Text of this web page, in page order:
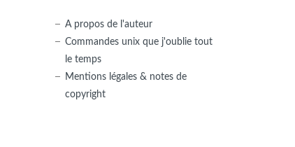
A propos de l'auteur
Commandes unix que j'oublie tout
le temps
Mentions légales & notes de
copyright